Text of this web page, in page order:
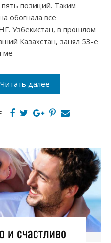
позиций. Таким
обогнала все
Узбекистан, в прошлом
Казахстан, занял 53-е
ме
Читать далее
и счастливо